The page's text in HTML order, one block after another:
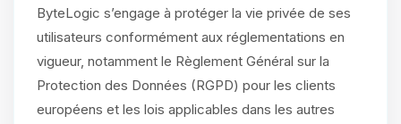
ByteLogic s’engage à protéger la vie privée de ses
utilisateurs conformément aux réglementations en
vigueur, notamment le Règlement Général sur la
Protection des Données (RGPD) pour les clients
européens et les lois applicables dans les autres